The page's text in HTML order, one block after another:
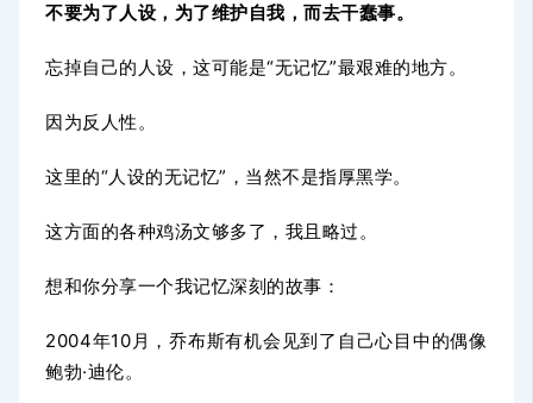
不要为了人设，为了维护自我，而去干蠢事。
忘掉自己的人设，这可能是“无记忆”最艰难的地方。
因为反人性。
这里的“人设的无记忆”，当然不是指厚黑学。
这方面的各种鸡汤文够多了，我且略过。
想和你分享一个我记忆深刻的故事：
2004年10月，乔布斯有机会见到了自己心目中的偶像
鲍勃·迪伦。